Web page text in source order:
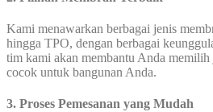
Kami menawarkan berbagai jenis
hingga TPO, dengan berbagai
tim kami akan membantu Anda
cocok untuk bangunan Anda.
3. Proses Pemesanan yang Mudah